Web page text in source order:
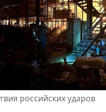
российских ударов